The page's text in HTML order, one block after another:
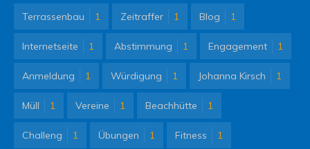
Terrassenbau 1 Zeitraffer 1 Blog 1
Internetseite 1 Abstimmung 1 Engagement 1
Anmeldung 1 Würdigung 1 Johanna Kirsch 1
Müll 1 Vereine 1 Beachhütte 1
Challeng 1 Übungen 1 Fitness 1